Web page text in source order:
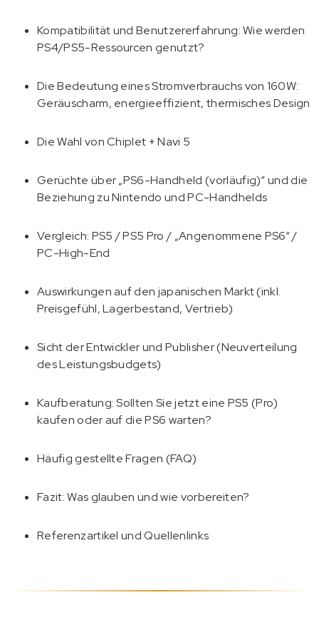
Kompatibilität und Benutzererfahrung: Wie werden
PS4/PS5-Ressourcen genutzt?
Die Bedeutung eines Stromverbrauchs von 160W:
Geräuscharm, energieeffizient, thermisches Design
Die Wahl von Chiplet + Navi 5
Gerüchte über „PS6-Handheld (vorläufig)“ und die
Beziehung zu Nintendo und PC-Handhelds
Vergleich: PS5 / PS5 Pro / „Angenommene PS6“ /
PC-High-End
Auswirkungen auf den japanischen Markt (inkl.
Preisgefühl, Lagerbestand, Vertrieb)
Sicht der Entwickler und Publisher (Neuverteilung
des Leistungsbudgets)
Kaufberatung: Sollten Sie jetzt eine PS5 (Pro)
kaufen oder auf die PS6 warten?
Häufig gestellte Fragen (FAQ)
Fazit: Was glauben und wie vorbereiten?
Referenzartikel und Quellenlinks